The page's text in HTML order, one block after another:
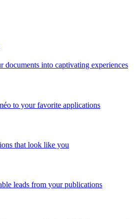
documents into captivating experiences
to your favorite applications
that look like you
leads from your publications